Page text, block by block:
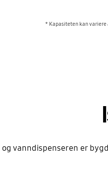
* Kapasiteten kan
og vanndispenseren er